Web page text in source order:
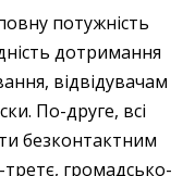
потужність
дотримання
відвідувачам
По-друге, всі
безконтактним
громадсько-